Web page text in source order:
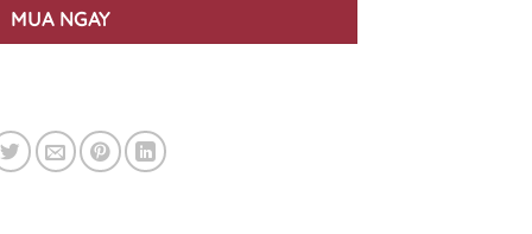
MUA NGAY